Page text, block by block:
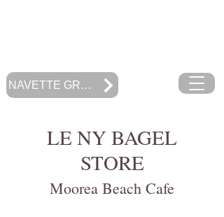
NAVETTE GRATUITE
LE NY BAGEL
STORE
Moorea Beach Cafe